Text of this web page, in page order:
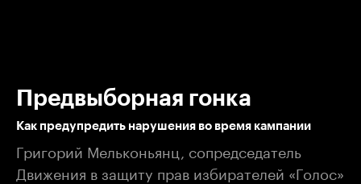
Предвыборная гонка
Как предупредить нарушения во время кампании
Григорий Мельконьянц, сопредседатель
Движения в защиту прав избирателей «Голос»